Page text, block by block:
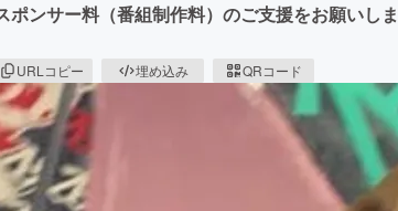
ンサー料（番組制作料）のご支援をお願いしま
URLコピー 埋め込み QRコード